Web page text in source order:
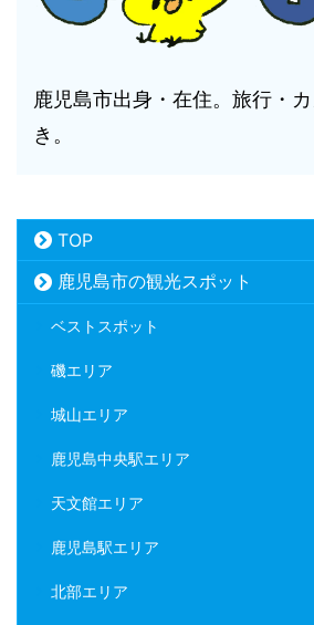
鹿児島市出身・在住。旅行・
き。
TOP
鹿児島市の観光スポット
ベストスポット
磯エリア
城山エリア
鹿児島中央駅エリア
天文館エリア
鹿児島駅エリア
北部エリア